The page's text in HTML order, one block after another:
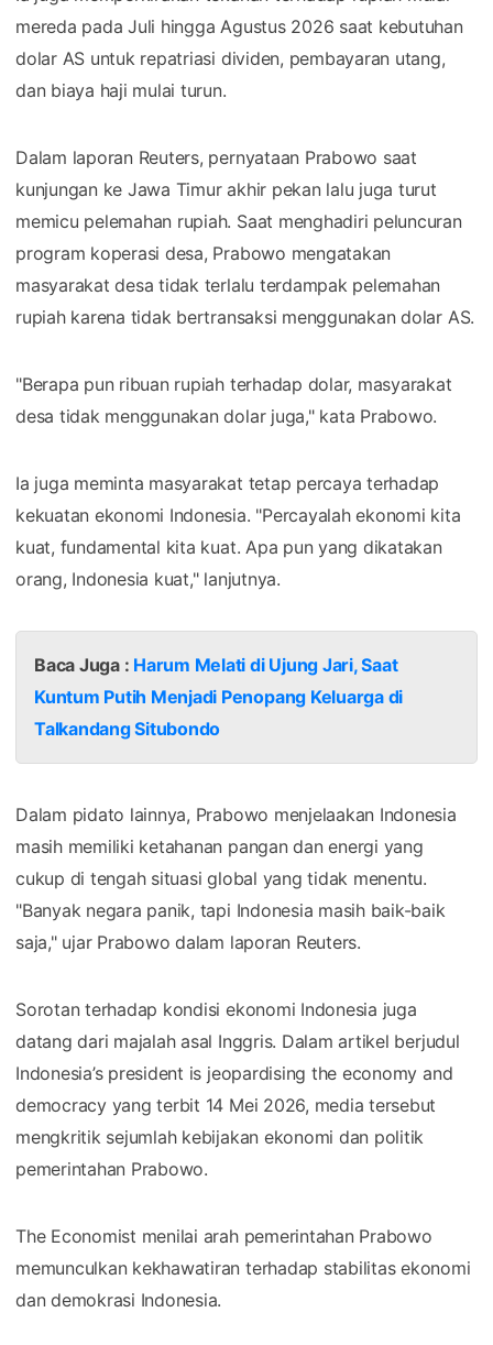
mereda pada Juli hingga Agustus 2026 saat kebutuhan
dolar AS untuk repatriasi dividen, pembayaran utang,
dan biaya haji mulai turun.
Dalam laporan Reuters, pernyataan Prabowo saat
kunjungan ke Jawa Timur akhir pekan lalu juga turut
memicu pelemahan rupiah. Saat menghadiri peluncuran
program koperasi desa, Prabowo mengatakan
masyarakat desa tidak terlalu terdampak pelemahan
rupiah karena tidak bertransaksi menggunakan dolar AS.
"Berapa pun ribuan rupiah terhadap dolar, masyarakat
desa tidak menggunakan dolar juga," kata Prabowo.
Ia juga meminta masyarakat tetap percaya terhadap
kekuatan ekonomi Indonesia. "Percayalah ekonomi kita
kuat, fundamental kita kuat. Apa pun yang dikatakan
orang, Indonesia kuat," lanjutnya.
Baca Juga : Harum Melati di Ujung Jari, Saat
Kuntum Putih Menjadi Penopang Keluarga di
Talkandang Situbondo
Dalam pidato lainnya, Prabowo menjelaakan Indonesia
masih memiliki ketahanan pangan dan energi yang
cukup di tengah situasi global yang tidak menentu.
"Banyak negara panik, tapi Indonesia masih baik-baik
saja," ujar Prabowo dalam laporan Reuters.
Sorotan terhadap kondisi ekonomi Indonesia juga
datang dari majalah asal Inggris. Dalam artikel berjudul
Indonesia’s president is jeopardising the economy and
democracy yang terbit 14 Mei 2026, media tersebut
mengkritik sejumlah kebijakan ekonomi dan politik
pemerintahan Prabowo.
The Economist menilai arah pemerintahan Prabowo
memunculkan kekhawatiran terhadap stabilitas ekonomi
dan demokrasi Indonesia.